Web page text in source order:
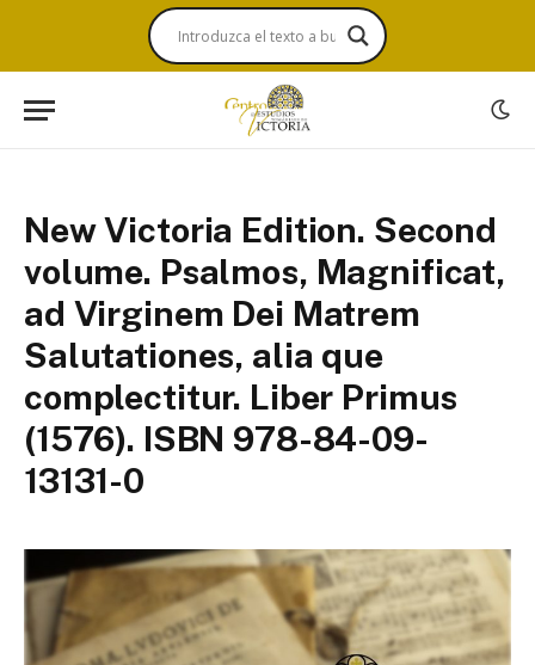
New Victoria Edition. Second
volume. Psalmos, Magnificat,
ad Virginem Dei Matrem
Salutationes, alia que
complectitur. Liber Primus
(1576). ISBN 978-84-09-
13131-0